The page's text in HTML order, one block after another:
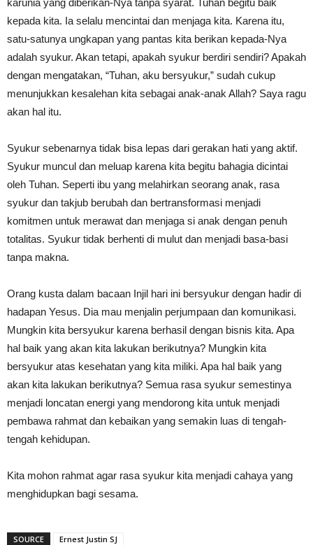
kepada kita. Ia selalu mencintai dan menjaga kita. Karena itu,
satu-satunya ungkapan yang pantas kita berikan kepada-Nya
adalah syukur. Akan tetapi, apakah syukur berdiri sendiri? Apakah
dengan mengatakan, “Tuhan, aku bersyukur,” sudah cukup
menunjukkan kesalehan kita sebagai anak-anak Allah? Saya ragu
akan hal itu.
Syukur sebenarnya tidak bisa lepas dari gerakan hati yang aktif.
Syukur muncul dan meluap karena kita begitu bahagia dicintai
oleh Tuhan. Seperti ibu yang melahirkan seorang anak, rasa
syukur dan takjub berubah dan bertransformasi menjadi
komitmen untuk merawat dan menjaga si anak dengan penuh
totalitas. Syukur tidak berhenti di mulut dan menjadi basa-basi
tanpa makna.
Orang kusta dalam bacaan Injil hari ini bersyukur dengan hadir di
hadapan Yesus. Dia mau menjalin perjumpaan dan komunikasi.
Mungkin kita bersyukur karena berhasil dengan bisnis kita. Apa
hal baik yang akan kita lakukan berikutnya? Mungkin kita
bersyukur atas kesehatan yang kita miliki. Apa hal baik yang
akan kita lakukan berikutnya? Semua rasa syukur semestinya
menjadi loncatan energi yang mendorong kita untuk menjadi
pembawa rahmat dan kebaikan yang semakin luas di tengah-
tengah kehidupan.
Kita mohon rahmat agar rasa syukur kita menjadi cahaya yang
menghidupkan bagi sesama.
SOURCE
Ernest Justin SJ